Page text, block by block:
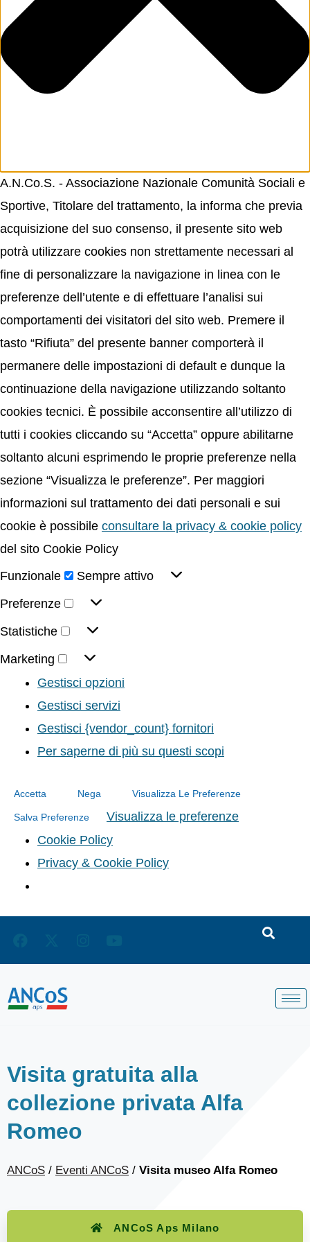
A.N.Co.S. - Associazione Nazionale Comunità Sociali e
Sportive, Titolare del trattamento, la informa che previa
acquisizione del suo consenso, il presente sito web
potrà utilizzare cookies non strettamente necessari al
fine di personalizzare la navigazione in linea con le
preferenze dell’utente e di effettuare l’analisi sui
comportamenti dei visitatori del sito web. Premere il
tasto “Rifiuta” del presente banner comporterà il
permanere delle impostazioni di default e dunque la
continuazione della navigazione utilizzando soltanto
cookies tecnici. È possibile acconsentire all’utilizzo di
tutti i cookies cliccando su “Accetta” oppure abilitarne
soltanto alcuni esprimendo le proprie preferenze nella
sezione “Visualizza le preferenze”. Per maggiori
informazioni sul trattamento dei dati personali e sui
cookie è possibile consultare la privacy & cookie policy
del sito Cookie Policy
Funzionale
Sempre attivo
Preferenze
Statistiche
Marketing
Gestisci opzioni
Gestisci servizi
Gestisci {vendor_count} fornitori
Per saperne di più su questi scopi
Accetta Nega Visualizza Le Preferenze
Salva Preferenze
Visualizza le preferenze
Cookie Policy
Privacy & Cookie Policy
Visita gratuita alla
collezione privata Alfa
Romeo
ANCoS / Eventi ANCoS / Visita museo Alfa Romeo
ANCoS Aps Milano